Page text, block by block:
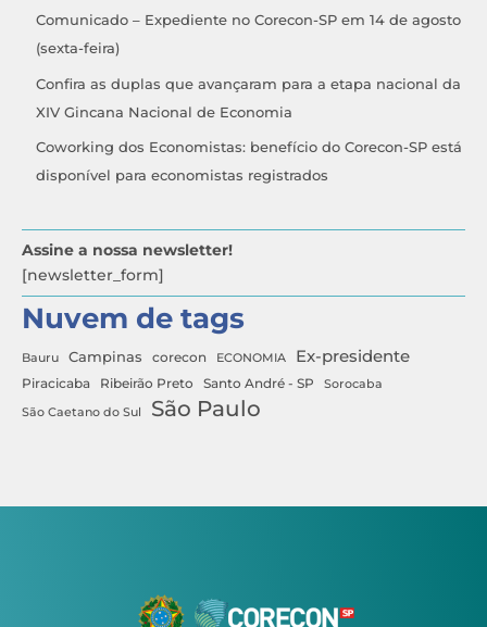
Comunicado – Expediente no Corecon-SP em 14 de agosto
(sexta-feira)
Confira as duplas que avançaram para a etapa nacional da
XIV Gincana Nacional de Economia
Coworking dos Economistas: benefício do Corecon-SP está
disponível para economistas registrados
Assine a nossa newsletter!
[newsletter_form]
Nuvem de tags
Bauru Campinas corecon ECONOMIA Ex-presidente
Piracicaba Ribeirão Preto Santo André - SP
Sorocaba
São Caetano do Sul
São Paulo